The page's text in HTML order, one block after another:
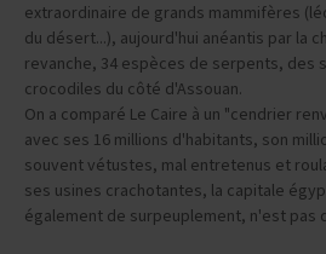
extraordinaire de grands mammifères
du désert...), aujourd'hui anéantis par la
revanche, 34 espèces de serpents, des
crocodiles du côté d'Assouan.
On a comparé Le Caire à un "cendrier
avec ses 16 millions d'habitants, son
souvent vétustes, mal entretenus et
ses usines crachotantes, la capitale
également de surpeuplement, n'est pas